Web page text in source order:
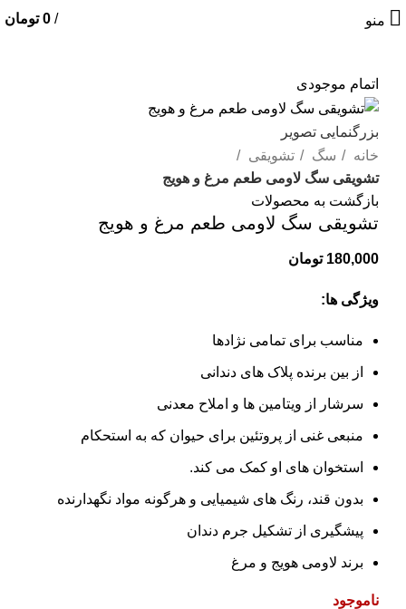
منو /
0 تومان
اتمام موجودی
بزرگنمایی تصویر
خانه
سگ
تشویقی
تشویقی سگ لاومی طعم مرغ و هویج
بازگشت به محصولات
تشویقی سگ لاومی طعم مرغ و هویج
180,000 تومان
ویژگی ها:
مناسب برای تمامی نژادها
از بین برنده پلاک های دندانی
سرشار از ویتامین ها و املاح معدنی
منبعی غنی از پروتئین برای حیوان که به استحکام
استخوان های او کمک می کند.
بدون قند، رنگ های شیمیایی و هرگونه مواد نگهدارنده
پیشگیری از تشکیل جرم دندان
برند لاومی هویج و مرغ
ناموجود